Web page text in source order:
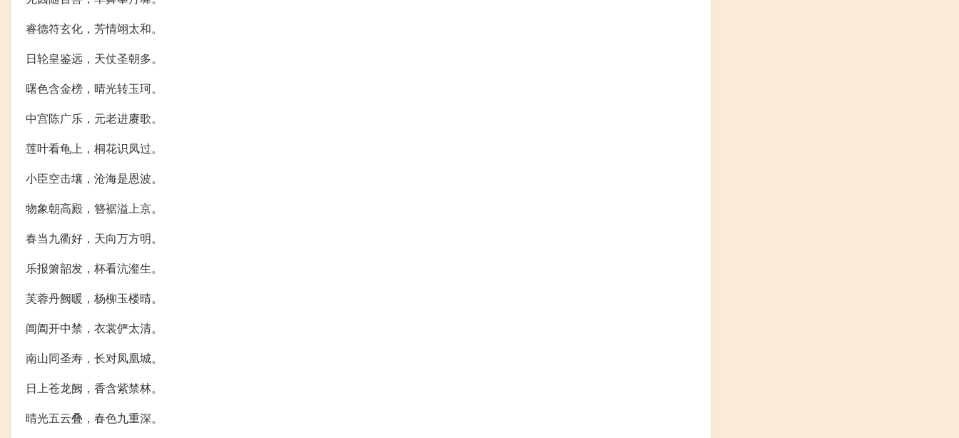
睿德符玄化，芳情翊太和。
日轮皇鉴远，天仗圣朝多。
曙色含金榜，晴光转玉珂。
中宫陈广乐，元老进赓歌。
莲叶看龟上，桐花识凤过。
小臣空击壤，沧海是恩波。
物象朝高殿，簪裾溢上京。
春当九衢好，天向万方明。
乐报箫韶发，杯看沆瀣生。
芙蓉丹阙暖，杨柳玉楼晴。
阊阖开中禁，衣裳俨太清。
南山同圣寿，长对凤凰城。
日上苍龙阙，香含紫禁林。
晴光五云叠，春色九重深。